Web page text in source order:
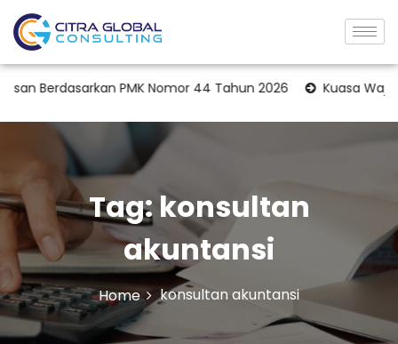
Berdasarkan PMK Nomor 44 Tahun 2026 Kuasa Wajib
Tag: konsultan
akuntansi
Home konsultan akuntansi